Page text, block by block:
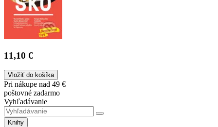
11,10 €
Vložiť do košíka
Pri nákupe nad 49 €
poštovné zadarmo
Vyhľadávanie
Knihy